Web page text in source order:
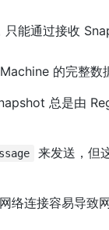
能通过接收
的完整数
总是由
来发送，但
络连接容易导